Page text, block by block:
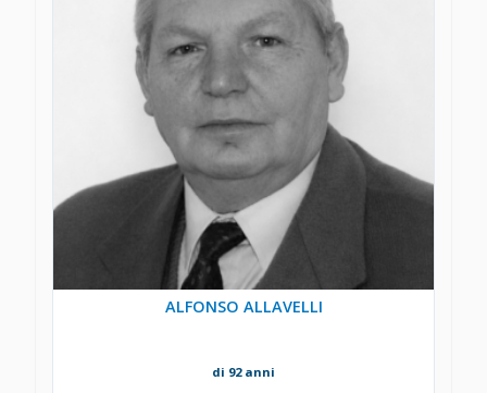
ALFONSO ALLAVELLI
di 92 anni